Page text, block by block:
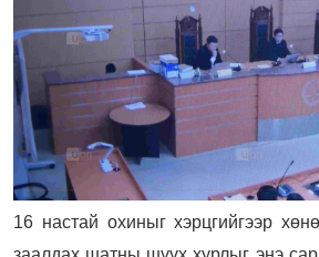
16 настай охиныг хэрцгийгээр